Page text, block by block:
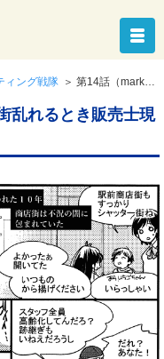
ィング戦隊 ＞ 第14話（markⅡ第2話）「商店街乱れるとき販売士現れる」
乱れるとき販売士現